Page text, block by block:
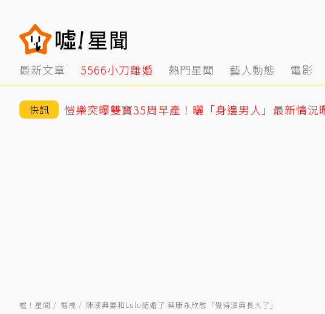
最新文章 5566小刀離婚 熱門星聞 藝人動態 電影
快訊 愷樂突曝雙寶35周早產！曬「身邊男人」最新情況
噓！星聞 電視 陳漢典要和Lulu結婚了 蔡康永欣慰「覺得漢典長大了」